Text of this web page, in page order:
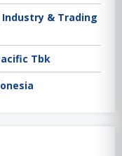
& Trading
Tbk